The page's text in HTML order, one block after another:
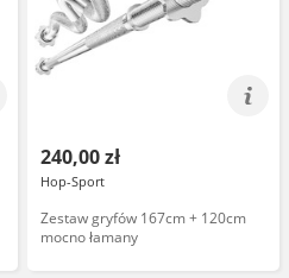
240,00 zł
Hop-Sport
Zestaw gryfów 167cm + 120cm
mocno łamany